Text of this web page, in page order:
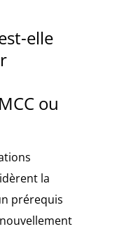
elle
ou
la
prérequis